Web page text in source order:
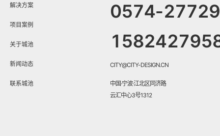
解决方案
项目案例
关于城池
新闻动态
联系城池
0574-
CITY@CITY-DESIGN.CN
中国·宁波·江北区同济路
云汇中心3号1312